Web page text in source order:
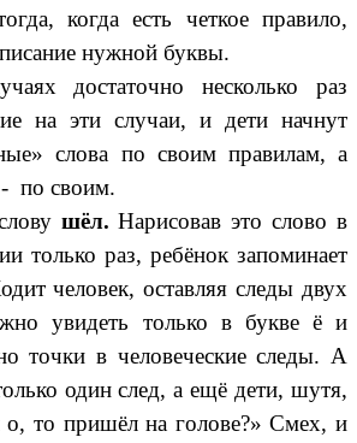
когда есть четкое правило,
нужной буквы.
достаточно несколько раз
на эти случаи, и дети начнут
слова по своим правилам, а
по своим.
шёл. Нарисовав это слово в
только раз, ребёнок запоминает
человек, оставляя следы двух
увидеть только в букве ё и
точки в человеческие следы. А
один след, а ещё дети, шутя,
о, то пришёл на голове?» Смех, и